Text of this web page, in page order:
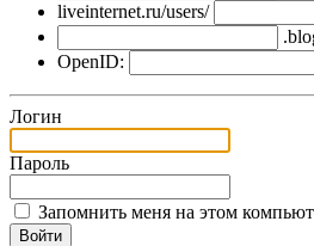
liveinternet.ru/users/
OpenID:
Логин
Пароль
Запомнить меня на этом